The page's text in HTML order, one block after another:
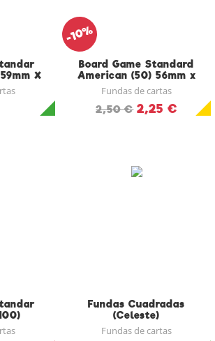
X
Board Game Standard
American (50) 56mm x
87mm
Fundas de cartas
2,50 € 2,25 €
-10%
Fundas Cuadradas
(Celeste)
Fundas de cartas